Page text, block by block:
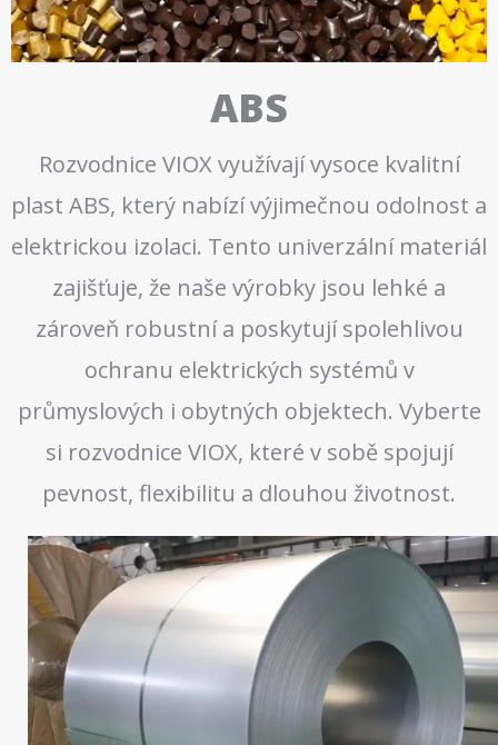
ABS
Rozvodnice VIOX využívají vysoce kvalitní
plast ABS, který nabízí výjimečnou odolnost a
elektrickou izolaci. Tento univerzální materiál
zajišťuje, že naše výrobky jsou lehké a
zároveň robustní a poskytují spolehlivou
ochranu elektrických systémů v
průmyslových i obytných objektech. Vyberte
si rozvodnice VIOX, které v sobě spojují
pevnost, flexibilitu a dlouhou životnost.